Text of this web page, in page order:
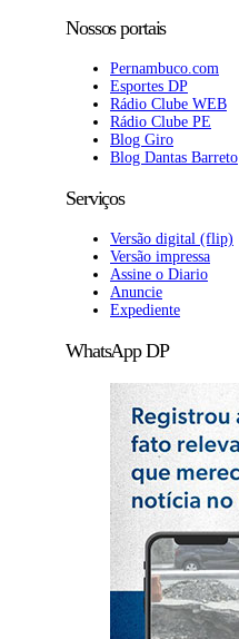
Nossos portais
Pernambuco.com
Esportes DP
Rádio Clube WEB
Rádio Clube PE
Blog Giro
Blog Dantas Barreto
Serviços
Versão digital (flip)
Versão impressa
Assine o Diario
Anuncie
Expediente
WhatsApp DP